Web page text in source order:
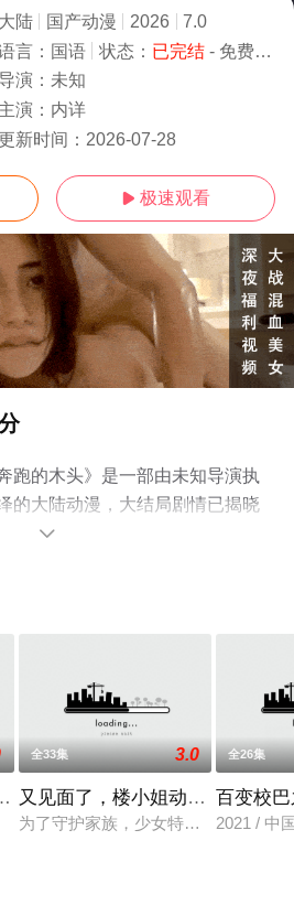
大陆 国产动漫 2026
7.0
言： 国语 状态： 已完结- 免费在线观看
导演： 未知
主演： 内详
新时间： 2026-07-28
 极速观看
跑的木头》是一部由未知导演执
的大陆动漫，大结局剧情已揭晓
看高清无删减完整版动漫全集就

公·动态漫
全33集 3.0
又见面了，楼小姐动态漫画第1季
为了守护家族，少女特工楼靡音在一
全26集
百变校
2021 / 中